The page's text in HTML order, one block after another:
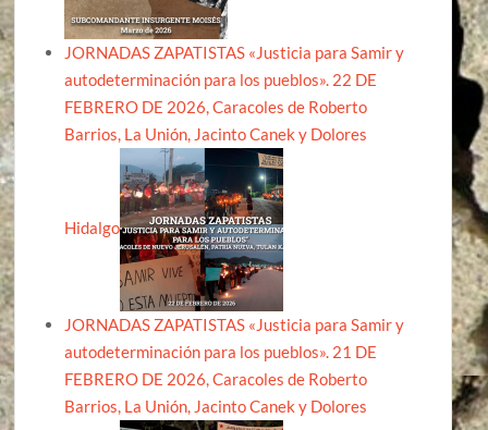
JORNADAS ZAPATISTAS «Justicia para Samir y
autodeterminación para los pueblos». 22 DE
FEBRERO DE 2026, Caracoles de Roberto
Barrios, La Unión, Jacinto Canek y Dolores
Hidalgo
JORNADAS ZAPATISTAS «Justicia para Samir y
autodeterminación para los pueblos». 21 DE
FEBRERO DE 2026, Caracoles de Roberto
Barrios, La Unión, Jacinto Canek y Dolores